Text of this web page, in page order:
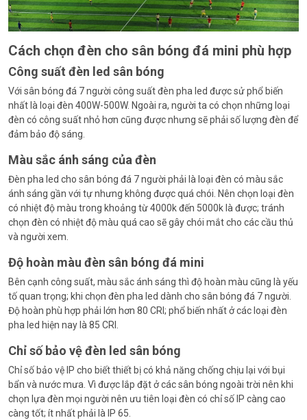
Cách chọn đèn cho sân bóng đá mini phù hợp
Công suất đèn led sân bóng
Với sân bóng đá 7 người công suất đèn pha led được sử phổ biến
nhất là loại đèn 400W-500W. Ngoài ra, người ta có chọn những loại
đèn có công suất nhỏ hơn cũng được nhưng sẽ phải số lượng đèn để
đảm bảo độ sáng.
Màu sắc ánh sáng của đèn
Đèn pha led cho sân bóng đá 7 người phải là loại đèn có màu sắc
ánh sáng gần với tự nhưng không được quá chói. Nên chọn loại đèn
có nhiệt độ màu trong khoảng từ 4000k đến 5000k là được; tránh
chọn đèn có nhiệt độ màu quá cao sẽ gây chói mắt cho các cầu thủ
và người xem.
Độ hoàn màu đèn sân bóng đá mini
Bên cạnh công suất, màu sắc ánh sáng thì độ hoàn màu cũng là yếu
tố quan trọng; khi chọn đèn pha led dành cho sân bóng đá 7 người.
Độ hoàn phù hợp phải lớn hơn 80 CRI; phổ biến nhất ở các loại đèn
pha led hiện nay là 85 CRI.
Chỉ số bảo vệ đèn led sân bóng
Chỉ số bảo vệ IP cho biết thiết bị có khả năng chống chịu lại với bụi
bẩn và nước mưa. Vì được lắp đặt ở các sân bóng ngoài trời nên khi
chọn lựa đèn mọi người nên ưu tiên loại đèn có chỉ số IP càng cao
càng tốt; ít nhất phải là IP 65.